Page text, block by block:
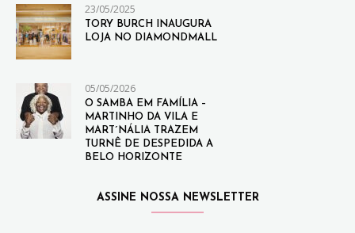
23/05/2025
TORY BURCH INAUGURA
LOJA NO DIAMONDMALL
05/05/2026
O SAMBA EM FAMÍLIA –
MARTINHO DA VILA E
MART´NÁLIA TRAZEM
TURNÊ DE DESPEDIDA A
BELO HORIZONTE
ASSINE NOSSA NEWSLETTER